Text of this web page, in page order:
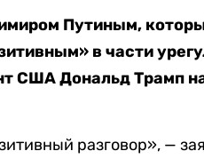
Путиным,
в части
США Дональд Трамп
разговор», —